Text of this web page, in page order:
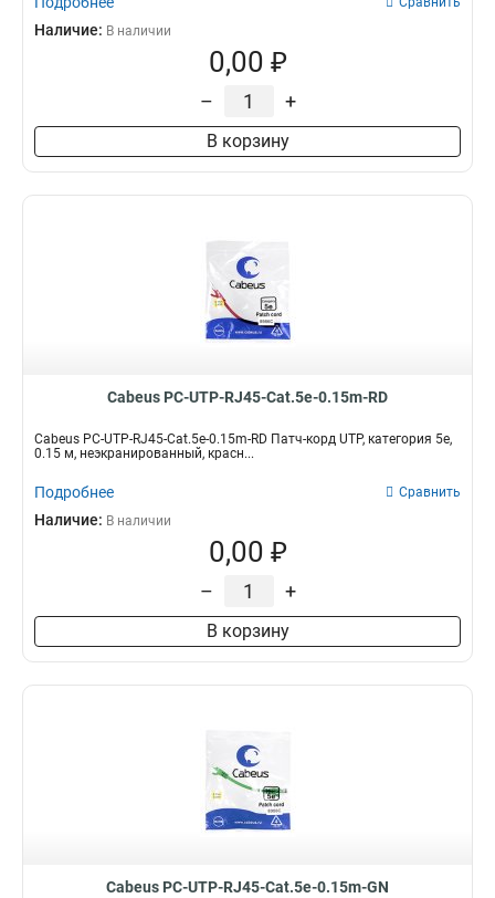
Наличие: В наличии
0,00 ₽
– +
В корзину
Cabeus PC-UTP-RJ45-Cat.5e-0.15m-RD
Cabeus PC-UTP-RJ45-Cat.5e-0.15m-RD Патч-корд UTP, категория 5e,
0.15 м, неэкранированный, красн...
Подробнее Сравнить
Наличие: В наличии
0,00 ₽
– +
В корзину
Cabeus PC-UTP-RJ45-Cat.5e-0.15m-GN